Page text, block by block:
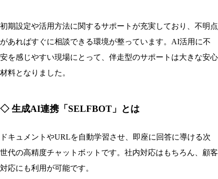
初期設定や活用方法に関するサポートが充実しており、不明点
があればすぐに相談できる環境が整っています。AI活用に不
安を感じやすい現場にとって、伴走型のサポートは大きな安心
材料となりました。
◇ 生成AI連携「SELFBOT」とは
ドキュメントやURLを自動学習させ、即座に回答に導ける次
世代の高精度チャットボットです。社内対応はもちろん、顧客
対応にも利用が可能です。